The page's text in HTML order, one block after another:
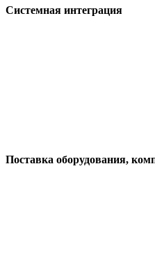
Системная интеграция
Поставка оборудования,